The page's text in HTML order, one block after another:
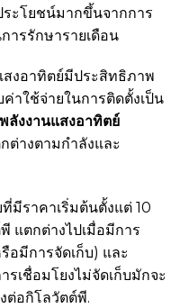
ระโยชน์มากขึ้นจากการ
ารรักษารายเดือน
สงอาทิตย์มีประสิทธิภาพ
าใช้จ่ายในการติดตั้งเป็น
ลังงานแสงอาทิตย์
ต่างตามกำลังและ
มีราคาเริ่มต้นตั้งแต่ 10
แตกต่างไปเมื่อมีการ
อมีการจัดเก็บ) และ
เชื่อมโยงไม่จัดเก็บมักจะ
ต่อกิโลวัตต์พี.